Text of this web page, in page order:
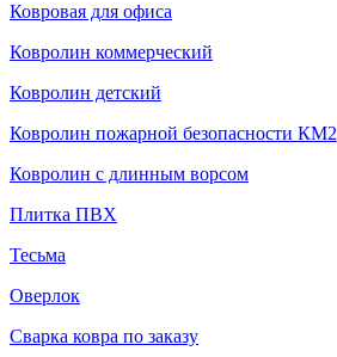
Ковровая для офиса
Ковролин коммерческий
Ковролин детский
Ковролин пожарной безопасности КМ2
Ковролин с длинным ворсом
Плитка ПВХ
Тесьма
Оверлок
Сварка ковра по заказу